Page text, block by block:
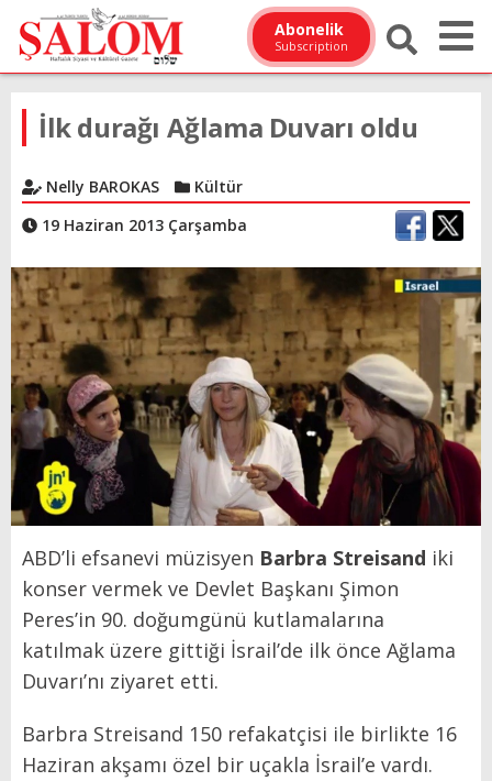
Abonelik
Subscription
İlk durağı Ağlama Duvarı oldu
Nelly BAROKAS
Kültür
19 Haziran 2013 Çarşamba
ABD’li efsanevi müzisyen Barbra Streisand iki
konser vermek ve Devlet Başkanı Şimon
Peres’in 90. doğumgünü kutlamalarına
katılmak üzere gittiği İsrail’de ilk önce Ağlama
Duvarı’nı ziyaret etti.
Barbra Streisand 150 refakatçisi ile birlikte 16
Haziran akşamı özel bir uçakla İsrail’e vardı.